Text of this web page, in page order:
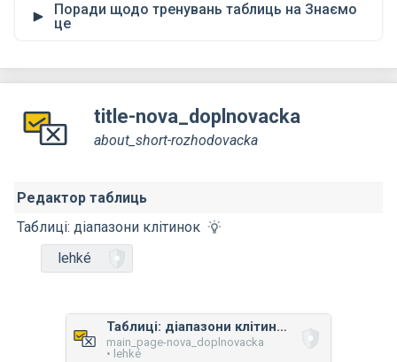
Поради щодо тренувань таблиць на Знаємо
це
title-nova_doplnovacka
about_short-rozhodovacka
Редактор таблиць
Таблиці: діапазони клітинок
lehké
Таблиці: діапазони клітинок
main_page-nova_doplnovacka
• lehké